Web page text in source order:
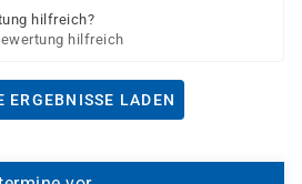
hilfreich?
hilfreich
ERGEBNISSE LADEN